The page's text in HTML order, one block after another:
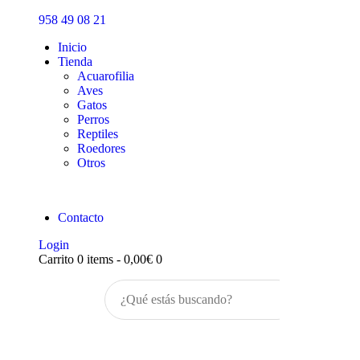
958 49 08 21
Inicio
Tienda
Acuarofilia
Aves
Gatos
Perros
Reptiles
Roedores
Otros
Contacto
Login
Carrito 0 items - 0,00€ 0
Inicio